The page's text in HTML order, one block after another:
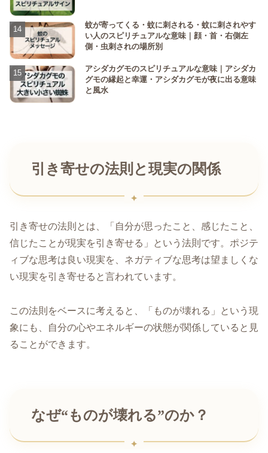
蚊が寄ってくる・蚊に刺される・蚊に刺されやす
い人のスピリチュアルな意味｜顔・首・右側左
側・虫刺されの場所別
アシダカグモのスピリチュアルな意味｜アシダカ
グモの縁起と幸運・アシダカグモが夜に出る意味
と風水
引き寄せの法則と現実の関係
引き寄せの法則とは、「自分が思ったこと、感じたこと、
信じたことが現実を引き寄せる」という法則です。ポジテ
ィブな思考は良い現実を、ネガティブな思考は望ましくな
い現実を引き寄せると言われています。
この法則をベースに考えると、「ものが壊れる」という現
象にも、自分の心やエネルギーの状態が関係していると見
ることができます。
なぜ“ものが壊れる”のか？